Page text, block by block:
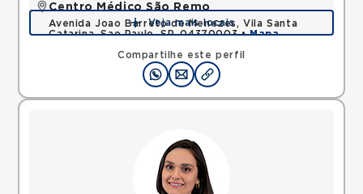
Compartilhe este perfil
Centro Médico São Remo
Avenida Joao Barreto de Menezes, Vila Santa
Catarina, Sao Paulo, SP, 04370003 •Mapa
Veja mais locais